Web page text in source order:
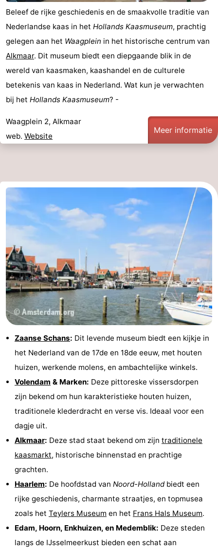
Beleef de rijke geschiedenis en de smaakvolle traditie van
Nederlandse kaas in het Hollands Kaasmuseum, prachtig
gelegen aan het Waagplein in het historische centrum van
Alkmaar. Dit museum biedt een diepgaande blik in de
wereld van kaasmaken, kaashandel en de culturele
betekenis van kaas in Nederland. Wat kun je verwachten
bij het Hollands Kaasmuseum? -
Waagplein 2, Alkmaar
web. Website
Meer informatie
Zaanse Schans: Dit levende museum biedt een kijkje in
het Nederland van de 17de en 18de eeuw, met houten
huizen, werkende molens, en ambachtelijke winkels.
Volendam & Marken: Deze pittoreske vissersdorpen
zijn bekend om hun karakteristieke houten huizen,
traditionele klederdracht en verse vis. Ideaal voor een
dagje uit.
Alkmaar: Deze stad staat bekend om zijn traditionele
kaasmarkt, historische binnenstad en prachtige
grachten.
Haarlem: De hoofdstad van Noord-Hollandbiedt een
rijke geschiedenis, charmante straatjes, en topmusea
zoals het Teylers Museum en het Frans Hals Museum.
Edam, Hoorn, Enkhuizen, en Medemblik: Deze steden
langs de IJsselmeerkust bieden een schat aan